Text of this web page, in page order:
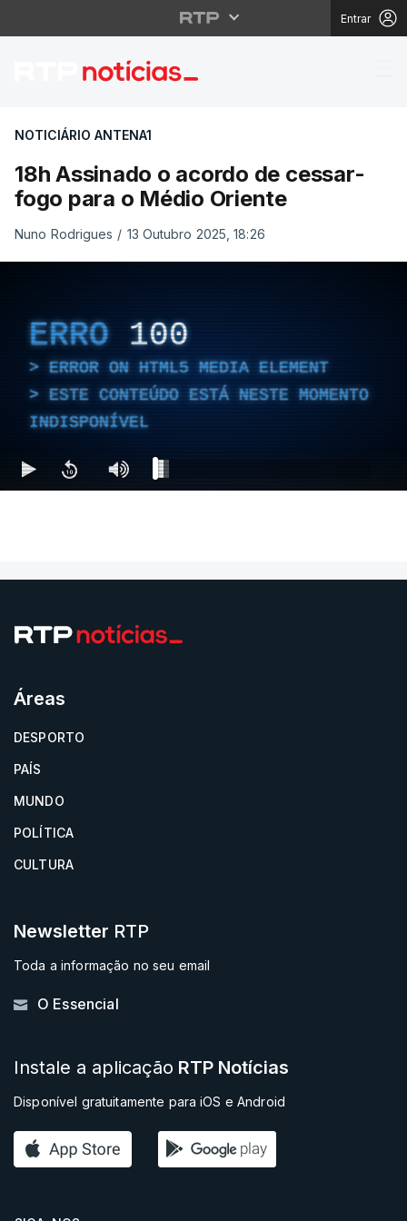
Entrar
18h Assinado o
NOTICIÁRIO ANTENA1
18h Assinado o acordo de cessar-
fogo para o Médio Oriente
Nuno Rodrigues / 13 Outubro 2025, 18:26
ERRO 100
ERROR ON HTML5 MEDIA ELEMENT
ESTE CONTEÚDO ESTÁ NESTE MOMENTO
INDISPONÍVEL
Áreas
DESPORTO
PAÍS
MUNDO
POLÍTICA
CULTURA
Newsletter RTP
Toda a informação no seu email
O Essencial
Instale a aplicação RTP Notícias
Disponível gratuitamente para iOS e Android